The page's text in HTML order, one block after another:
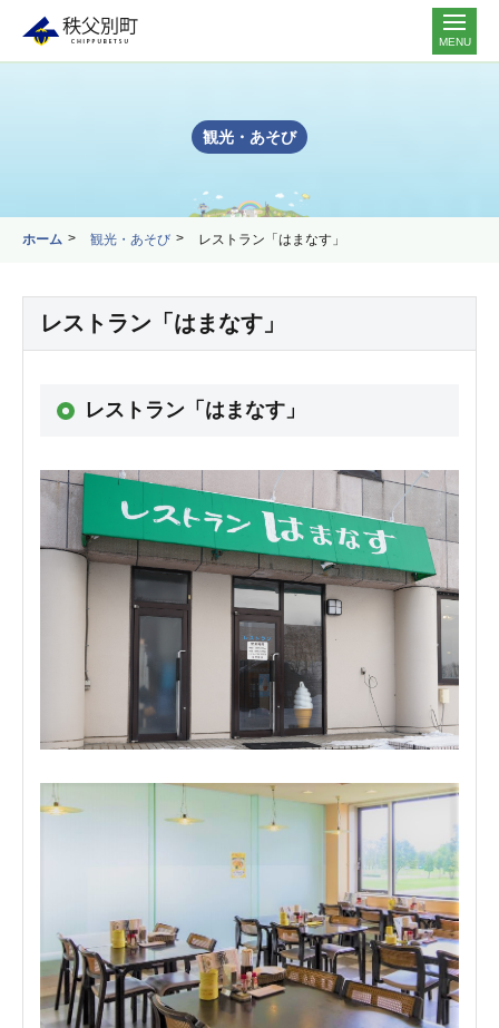
MENU
観光・あそび
ホーム 観光・あそび レストラン「はまなす」
レストラン「はまなす」
レストラン「はまなす」